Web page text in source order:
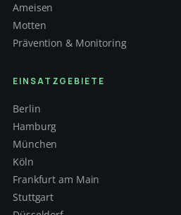
Ameisen
Motten
Prävention & Monitoring
EINSATZGEBIETE
Berlin
Hamburg
München
Köln
Frankfurt am Main
Stuttgart